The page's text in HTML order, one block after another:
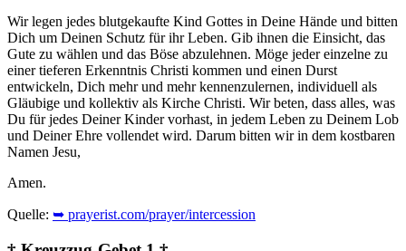
Wir legen jedes blutgekaufte Kind Gottes in Deine Hände und bitten
Dich um Deinen Schutz für ihr Leben. Gib ihnen die Einsicht, das
Gute zu wählen und das Böse abzulehnen. Möge jeder einzelne zu
einer tieferen Erkenntnis Christi kommen und einen Durst
entwickeln, Dich mehr und mehr kennenzulernen, individuell als
Gläubige und kollektiv als Kirche Christi. Wir beten, dass alles, was
Du für jedes Deiner Kinder vorhast, in jedem Leben zu Deinem Lob
und Deiner Ehre vollendet wird. Darum bitten wir in dem kostbaren
Namen Jesu,
Amen.
Quelle: ➥ prayerist.com/prayer/intercession